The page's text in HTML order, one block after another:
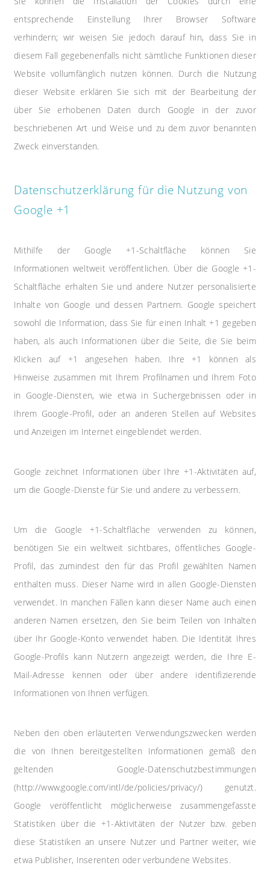
entsprechende Einstellung Ihrer Browser Software
verhindern; wir weisen Sie jedoch darauf hin, dass Sie in
diesem Fall gegebenenfalls nicht sämtliche Funktionen dieser
Website vollumfänglich nutzen können. Durch die Nutzung
dieser Website erklären Sie sich mit der Bearbeitung der
über Sie erhobenen Daten durch Google in der zuvor
beschriebenen Art und Weise und zu dem zuvor benannten
Zweck einverstanden.
Datenschutzerklärung für die Nutzung von
Google +1
Mithilfe der Google +1-Schaltfläche können Sie
Informationen weltweit veröffentlichen. Über die Google +1-
Schaltfläche erhalten Sie und andere Nutzer personalisierte
Inhalte von Google und dessen Partnern. Google speichert
sowohl die Information, dass Sie für einen Inhalt +1 gegeben
haben, als auch Informationen über die Seite, die Sie beim
Klicken auf +1 angesehen haben. Ihre +1 können als
Hinweise zusammen mit Ihrem Profilnamen und Ihrem Foto
in Google-Diensten, wie etwa in Suchergebnissen oder in
Ihrem Google-Profil, oder an anderen Stellen auf Websites
und Anzeigen im Internet eingeblendet werden.
Google zeichnet Informationen über Ihre +1-Aktivitäten auf,
um die Google-Dienste für Sie und andere zu verbessern.
Um die Google +1-Schaltfläche verwenden zu können,
benötigen Sie ein weltweit sichtbares, öffentliches Google-
Profil, das zumindest den für das Profil gewählten Namen
enthalten muss. Dieser Name wird in allen Google-Diensten
verwendet. In manchen Fällen kann dieser Name auch einen
anderen Namen ersetzen, den Sie beim Teilen von Inhalten
über Ihr Google-Konto verwendet haben. Die Identität Ihres
Google-Profils kann Nutzern angezeigt werden, die Ihre E-
Mail-Adresse kennen oder über andere identifizierende
Informationen von Ihnen verfügen.
Neben den oben erläuterten Verwendungszwecken werden
die von Ihnen bereitgestellten Informationen gemäß den
geltenden Google-Datenschutzbestimmungen
(http://www.google.com/intl/de/policies/privacy/) genutzt.
Google veröffentlicht möglicherweise zusammengefasste
Statistiken über die +1-Aktivitäten der Nutzer bzw. geben
diese Statistiken an unsere Nutzer und Partner weiter, wie
etwa Publisher, Inserenten oder verbundene Websites.